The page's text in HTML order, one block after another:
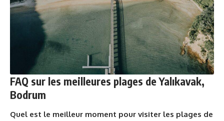
FAQ sur les meilleures plages de Yalıkavak,
Bodrum
Quel est le meilleur moment pour visiter les plages de